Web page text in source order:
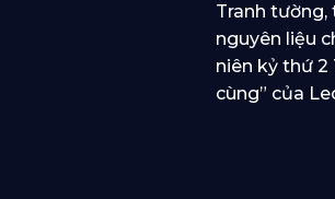
Tranh tường,
nguyên liệu
niên kỷ thứ 2
cùng” của